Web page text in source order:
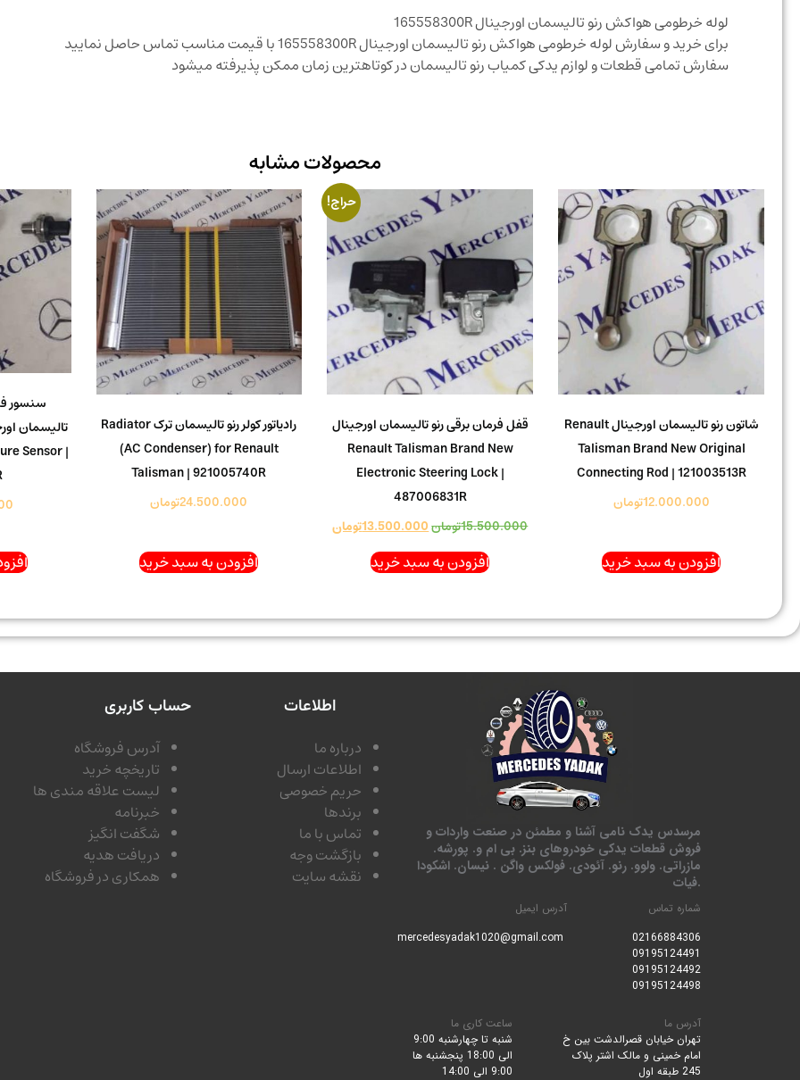
لوله خرطومی هواکش رنو تالیسمان اورجینال 165558300R
برای خرید و سفارش لوله خرطومی هواکش رنو تالیسمان اورجینال 165558300R با قیمت مناسب تماس حاصل نمایید
سفارش تمامی قطعات و لوازم یدکی کمیاب رنو تالیسمان در کوتاهترین زمان ممکن پذیرفته میشود
محصولات مشابه
شاتون رنو تالیسمان اورجینال Renault
Talisman Brand New Original
Connecting Rod | 121003513R
12.000.000تومان
افزودن به سبد خرید
حراج!
قفل فرمان برقی رنو تالیسمان اورجینال
Renault Talisman Brand New
Electronic Steering Lock |
487006831R
15.500.000تومان13.500.000تومان
افزودن به سبد خرید
رادیاتور کولر رنو تالیسمان ترک Radiator
(AC Condenser) for Renault
Talisman | 921005740R
24.500.000تومان
افزودن به سبد خرید
سنسور
Sensor |
مرسدس یدک نامی آشنا و مطمئن در صنعت واردات و
فروش قطعات یدکی خودروهای بنز. بی ام و. پورشه.
مازراتی. ولوو. رنو. آئودی. فولکس واگن . نیسان. اشکودا
.فیات
شماره تماس
02166884306
09195124491
09195124492
09195124498
آدرس ایمیل
آدرس ما
تهران خیابان قصرالدشت بین خ
امام خمینی و مالک اشتر پلاک
245 طبقه اول
ساعت کاری ما
شنبه تا چهارشنبه 9:00
الی 18:00 پنجشنبه ها
9:00 الی 14:00
اطلاعات
درباره ما
اطلاعات ارسال
حریم خصوصی
برندها
تماس با ما
بازگشت وجه
نقشه سایت
حساب کاربری
آدرس فروشگاه
تاریخچه خرید
لیست علاقه مندی ها
خبرنامه
شگفت انگیز
دریافت هدیه
همکاری در فروشگاه